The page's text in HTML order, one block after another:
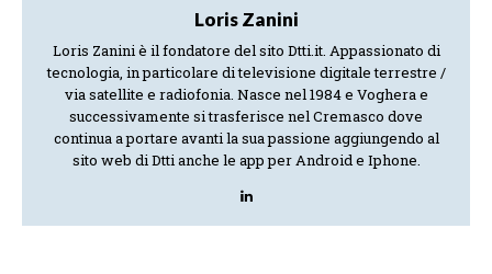
Loris Zanini
Loris Zanini è il fondatore del sito Dtti.it. Appassionato di
tecnologia, in particolare di televisione digitale terrestre /
via satellite e radiofonia. Nasce nel 1984 e Voghera e
successivamente si trasferisce nel Cremasco dove
continua a portare avanti la sua passione aggiungendo al
sito web di Dtti anche le app per Android e Iphone.